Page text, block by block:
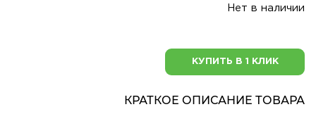
Нет в наличии
КУПИТЬ В 1 КЛИК
КРАТКОЕ ОПИСАНИЕ ТОВАРА